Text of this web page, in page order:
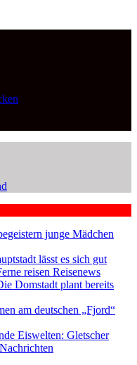
junge Mädchen
lässt es sich gut
reisen Reisenews
Domstadt plant bereits
am deutschen „Fjord“
Eiswelten: Gletscher